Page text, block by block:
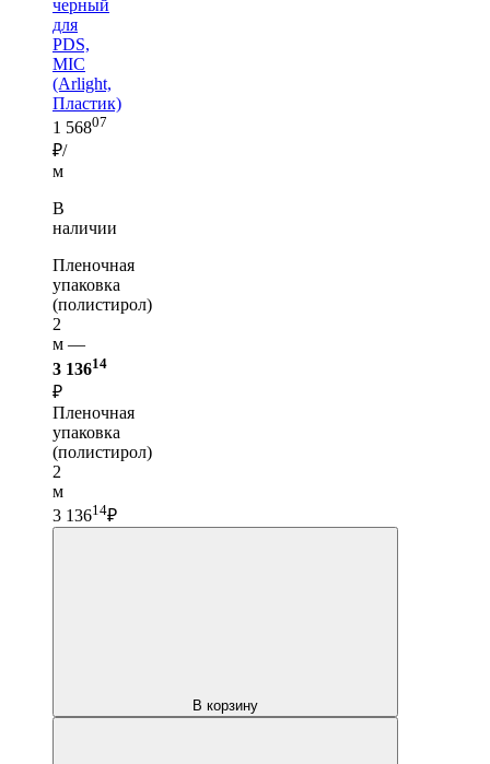
черный
для
PDS,
MIC
(Arlight,
Пластик)
1 56807
₽/
м
В
наличии
Пленочная
упаковка
(полистирол)
2
м —
3 13614
₽
Пленочная
упаковка
(полистирол)
2
м
3 13614₽
В корзину